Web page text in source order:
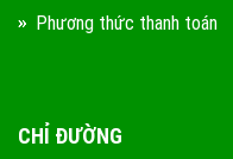
Phương thức thanh toán
CHỈ ĐƯỜNG